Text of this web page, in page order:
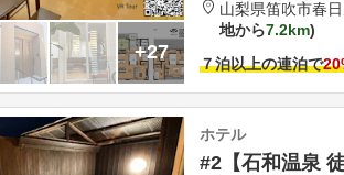
+27
山梨県笛吹市春
地から7.2km
７泊以上の連泊で20
ホテル
#2【石和温泉